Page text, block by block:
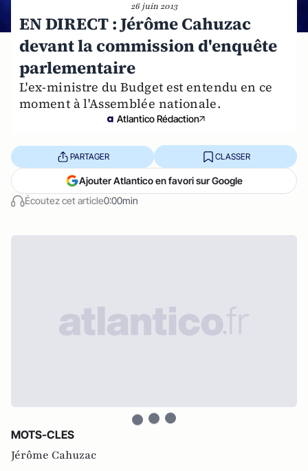
26 juin 2013
EN DIRECT : Jérôme Cahuzac
devant la commission d'enquête
parlementaire
L'ex-ministre du Budget est entendu en ce
moment à l'Assemblée nationale.
Atlantico Rédaction
Écoutez cet article0:00min
PARTAGER CLASSER
Ajouter Atlantico en favori sur Google
MOTS-CLES
Jérôme Cahuzac